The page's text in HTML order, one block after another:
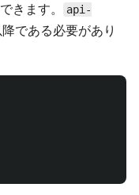
きます。
api-
降である必要があり